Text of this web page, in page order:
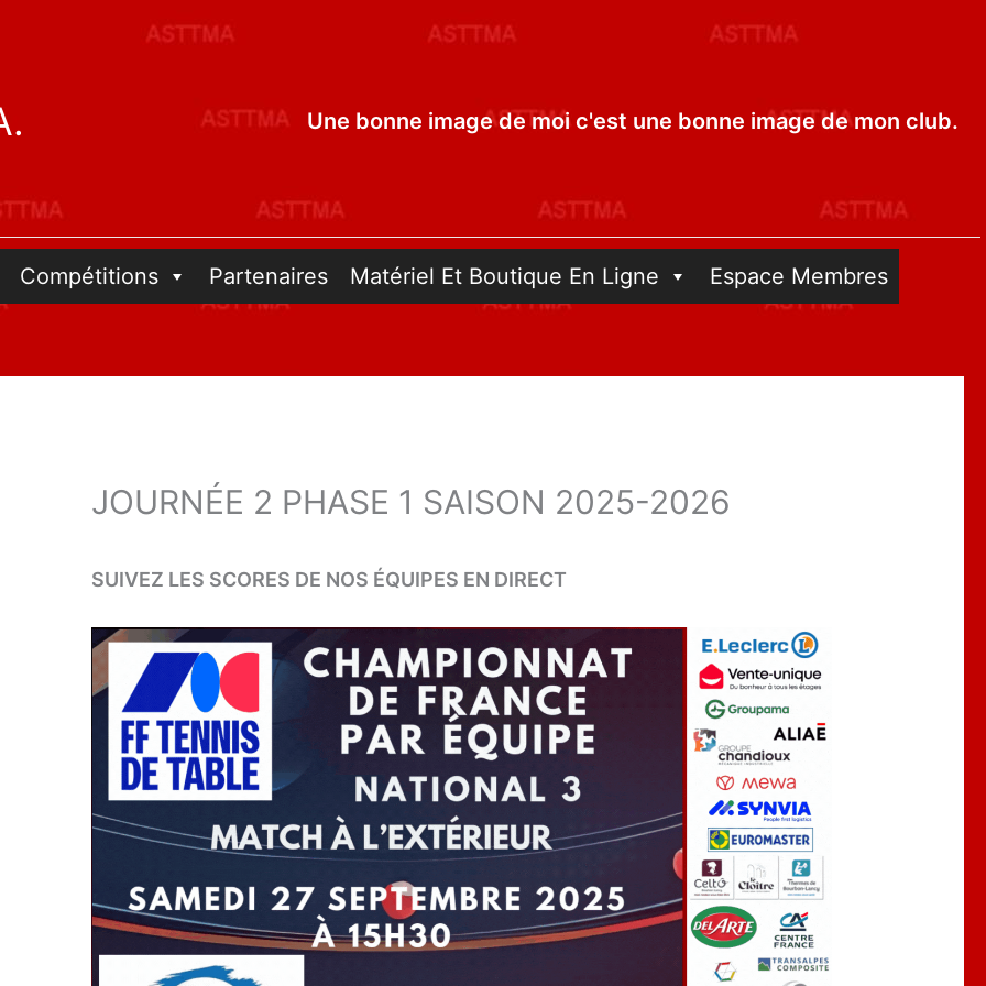
Une bonne image de moi c'est une bonne image de mon club.
Compétitions Partenaires Matériel Et Boutique En Ligne Espace Membres
JOURNÉE 2 PHASE 1 SAISON 2025-2026
SUIVEZ LES SCORES DE NOS ÉQUIPES EN DIRECT